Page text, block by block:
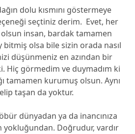
dolu kısmını göstermeye
seçtiniz derim. Evet, her
insan, bardak tamamen
bitmiş olsa bile sizin orada nasıl
düşünmeniz en azından bir
Hiç görmedim ve duymadım ki
tamamen kurumuş olsun. Aynı
taşan da yoktur.
dünyadan ya da inancınıza
yokluğundan. Doğrudur, vardır